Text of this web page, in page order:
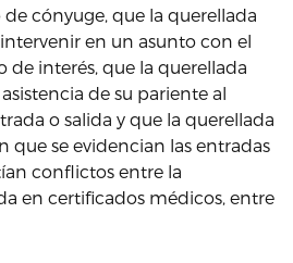
cónyuge, que la querellada
en un asunto con el
interés, que la querellada
de su pariente al
o salida y que la querellada
que se evidencian las entradas
conflictos entre la
en certificados médicos, entre